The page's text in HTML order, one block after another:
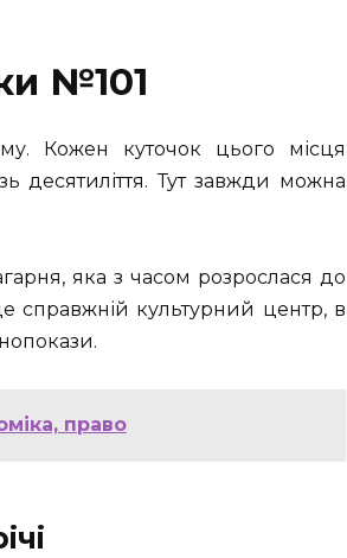
№101
Кожен куточок цього місця
десятиліття. Тут завжди можна
яка з часом розрослася до
справжній культурний центр, в
право